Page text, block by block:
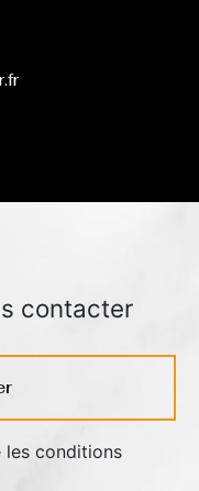
contacter
les conditions